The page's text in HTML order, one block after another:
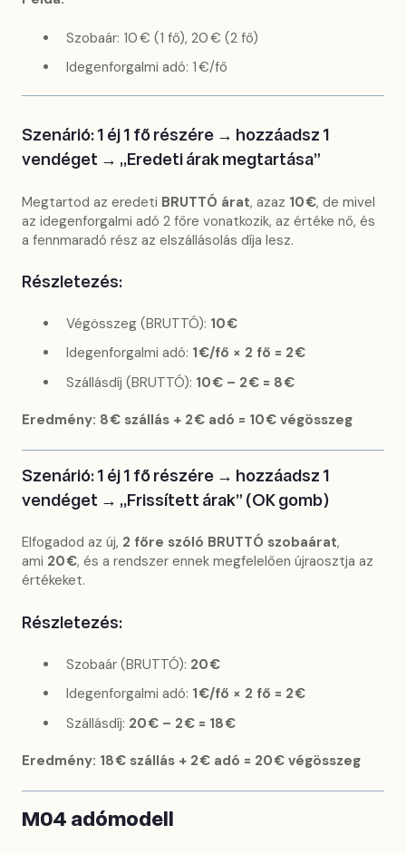
Szobaár: 10 € (1 fő), 20 € (2 fő)
Idegenforgalmi adó: 1 €/fő
Szenárió: 1 éj 1 fő részére → hozzáadsz 1
vendéget → „Eredeti árak megtartása”
Megtartod az eredeti BRUTTÓ árat, azaz 10 €, de mivel
az idegenforgalmi adó 2 főre vonatkozik, az értéke nő, és
a fennmaradó rész az elszállásolás díja lesz.
Részletezés:
Végösszeg (BRUTTÓ): 10 €
Idegenforgalmi adó: 1 €/fő × 2 fő = 2 €
Szállásdíj (BRUTTÓ): 10 € – 2 € = 8 €
Eredmény: 8 € szállás + 2 € adó = 10 € végösszeg
Szenárió: 1 éj 1 fő részére → hozzáadsz 1
vendéget → „Frissített árak” (OK gomb)
Elfogadod az új, 2 főre szóló BRUTTÓ szobaárat,
ami 20 €, és a rendszer ennek megfelelően újraosztja az
értékeket.
Részletezés:
Szobaár (BRUTTÓ): 20 €
Idegenforgalmi adó: 1 €/fő × 2 fő = 2 €
Szállásdíj: 20 € – 2 € = 18 €
Eredmény: 18 € szállás + 2 € adó = 20 € végösszeg
M04 adómodell